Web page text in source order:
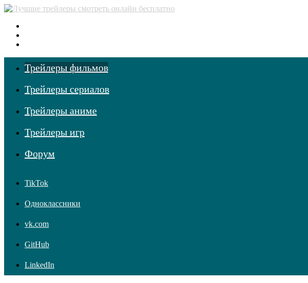
Трейлеры фильмов
Трейлеры сериалов
Трейлеры аниме
Трейлеры игр
Форум
TikTok
Одноклассники
vk.com
GitHub
LinkedIn